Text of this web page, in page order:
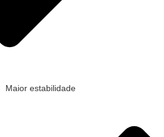
Maior estabilidade